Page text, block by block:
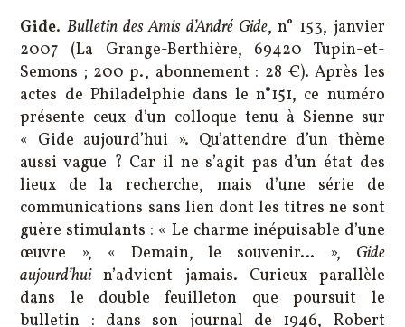
Gide.Bulletin des Amis d’André Gide, n° 153, janvier
2007 (La Grange-Berthière, 69420 Tupin-et-
Semons ; 200 p., abonnement : 28 €). Après les
actes de Philadelphie dans le n°151, ce numéro
présente ceux d’un colloque tenu à Sienne sur
« Gide aujourd’hui ». Qu’attendre d’un thème
aussi vague ? Car il ne s’agit pas d’un état des
lieux de la recherche, mais d’une série de
communications sans lien dont les titres ne sont
guère stimulants : « Le charme inépuisable d’une
œuvre », « Demain, le souvenir… », Gide
aujourd’huin’advient jamais. Curieux parallèle
dans le double feuilleton que poursuit le
bulletin : dans son journal de 1946, Robert